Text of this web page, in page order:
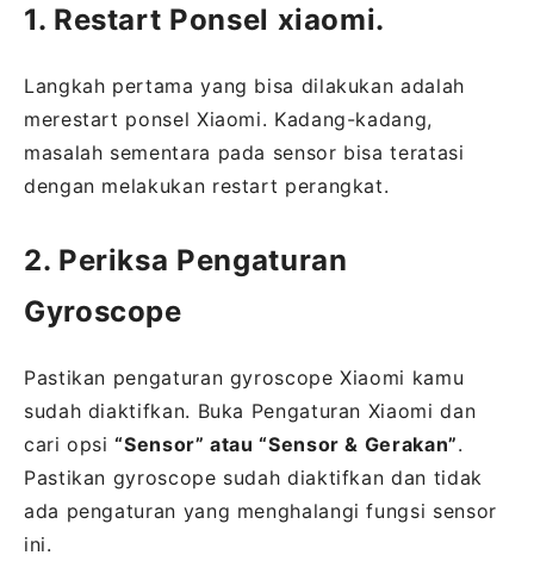
1. Restart Ponsel xiaomi.
Langkah pertama yang bisa dilakukan adalah
merestart ponsel Xiaomi. Kadang-kadang,
masalah sementara pada sensor bisa teratasi
dengan melakukan restart perangkat.
2. Periksa Pengaturan
Gyroscope
Pastikan pengaturan gyroscope Xiaomi kamu
sudah diaktifkan. Buka Pengaturan Xiaomi dan
cari opsi“Sensor” atau “Sensor & Gerakan”.
Pastikan gyroscope sudah diaktifkan dan tidak
ada pengaturan yang menghalangi fungsi sensor
ini.